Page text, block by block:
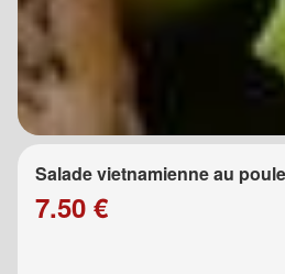
Salade vietnamienne au
7.50 €